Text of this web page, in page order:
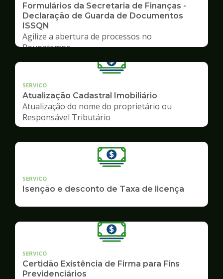
Formulários da Secretaria de Finanças -
Declaração de Guarda de Documentos
ISSQN
Agilize a abertura de processos no
Poupatempo
SERVICO
Atualização Cadastral Imobiliário
Atualização do nome do proprietário ou
Responsável Tributário
SERVICO
Isenção e desconto de Taxa de licença
SERVICO
Certidão Existência de Firma para Fins
Previdenciários